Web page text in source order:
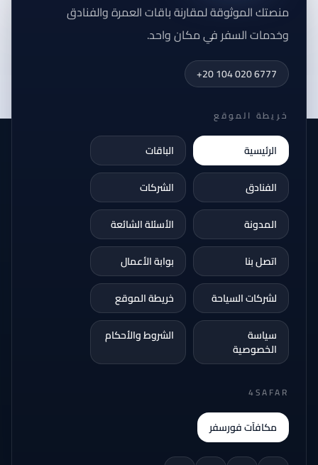
منصتك الموثوقة لمقارنة باقات العمرة والفنادق
وخدمات السفر في مكان واحد.
+20 104 020 6777
خريطة الموقع
الرئيسية
الباقات
الفنادق
الشركات
المدونة
الأسئلة الشائعة
اتصل بنا
بوابة الأعمال
لشركات السياحة
خريطة الموقع
سياسة
الخصوصية
الشروط والأحكام
4SAFAR
مكافآت فورسفر